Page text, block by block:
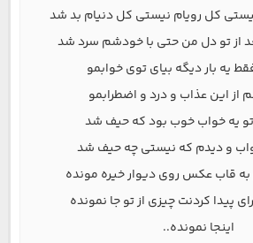
کل رویام نیستی کل دنیام بد شد
از تو دل من حتی با خودشم سرد شد
یه بار دیگه بیای توی خوابمو
از این عذاب و درد و اضطرابمو
تو یه خواب خوب بود که حیف شد
و دیدم که نیستی چه حیف شد
قاب عکس روی دیوار خیره مونده
پیدا کردنت چیزی از تو جا نمونده
اینجا نمونده..